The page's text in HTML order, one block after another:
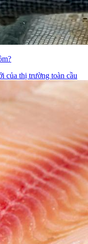
của thị trường toàn cầu